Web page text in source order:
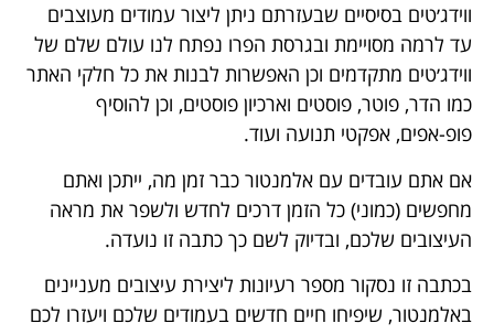
ווידג׳טים בסיסיים שבעזרתם ניתן ליצור עמודים מעוצבים
עד לרמה מסויימת ובגרסת הפרו נפתח לנו עולם שלם של
ווידג׳טים מתקדמים וכן האפשרות לבנות את כל חלקי האתר
כמו הדר, פוטר, פוסטים וארכיון פוסטים, וכן להוסיף
פופ-אפים, אפקטי תנועה ועוד.
אם אתם עובדים עם אלמנטור כבר זמן מה, ייתכן ואתם
מחפשים (כמוני) כל הזמן דרכים לחדש ולשפר את מראה
העיצובים שלכם, ובדיוק לשם כך כתבה זו נועדה.
בכתבה זו נסקור מספר רעיונות ליצירת עיצובים מעניינים
באלמנטור, שיפיחו חיים חדשים בעמודים שלכם ויעזרו לכם